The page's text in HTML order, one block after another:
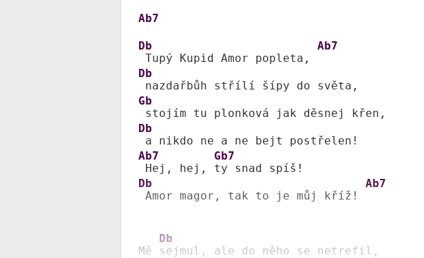
Ab7
Db
Tupý Kupid Amor popleta,
Ab7
Db
Gb
Db
Ab7
Hej, hej,
Gb7
Db
Amor magor, tak to je můj kříž!
Ab7
Mě
Db
sejmul, ale do něho se netrefil,